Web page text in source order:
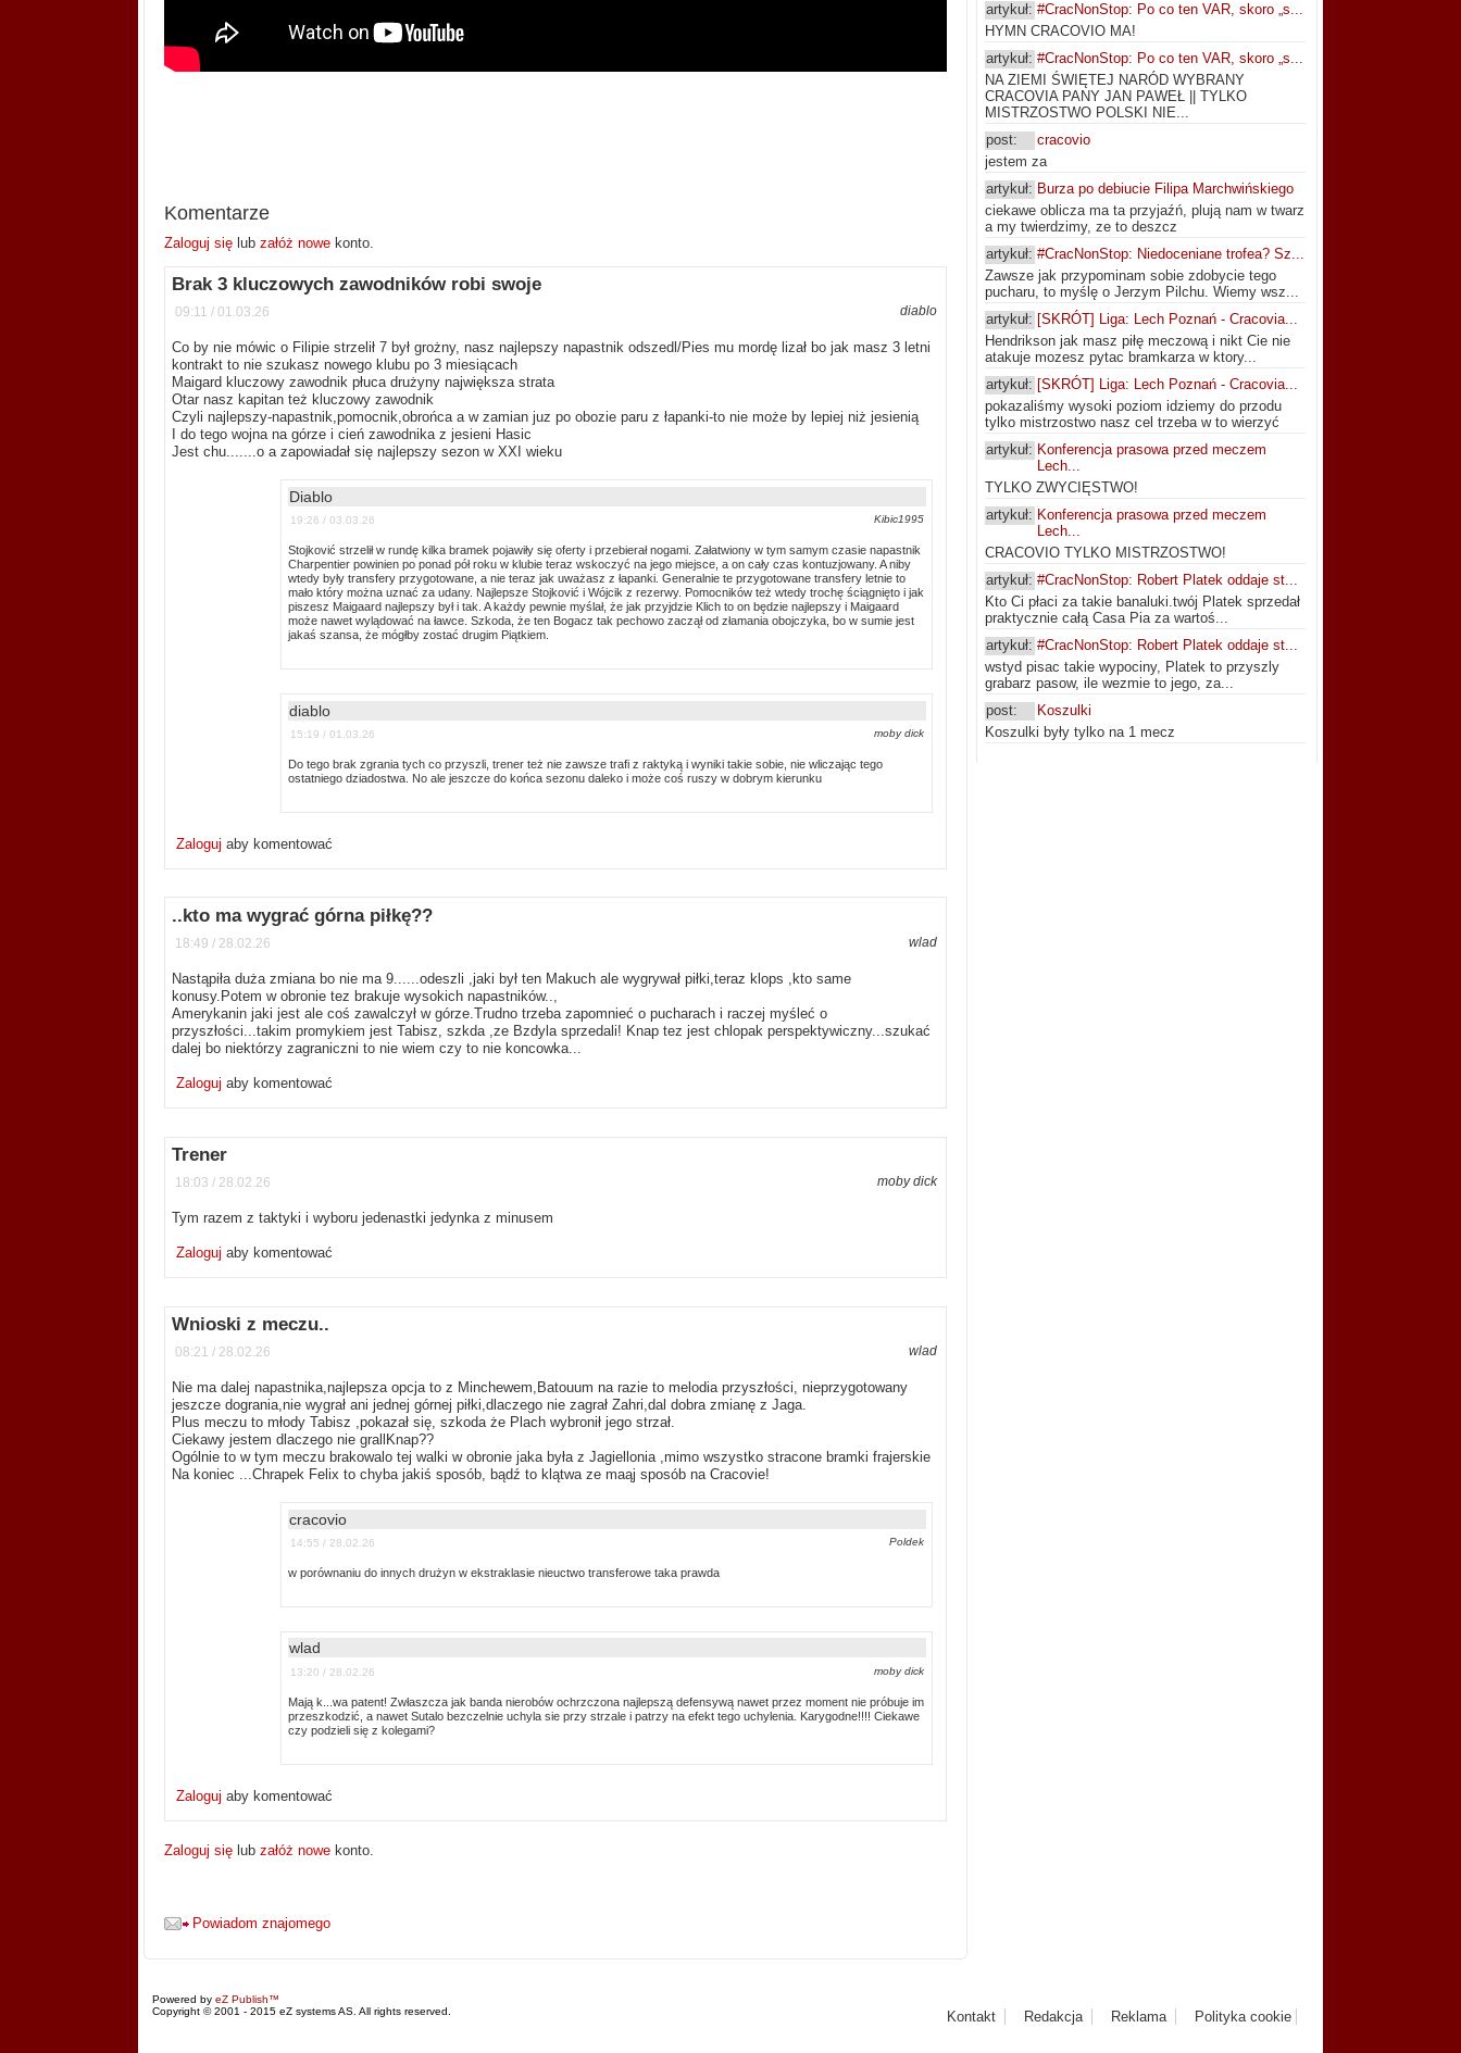
Komentarze
Zaloguj się lub załóż nowe konto.
Brak 3 kluczowych zawodników robi swoje
diablo
09:11 / 01.03.26
Co by nie mówic o Filipie strzelił 7 był grożny, nasz najlepszy napastnik odszedl/Pies mu mordę lizał bo jak masz 3 letni
kontrakt to nie szukasz nowego klubu po 3 miesiącach
Maigard kluczowy zawodnik płuca drużyny największa strata
Otar nasz kapitan też kluczowy zawodnik
Czyli najlepszy-napastnik,pomocnik,obrońca a w zamian juz po obozie paru z łapanki-to nie może by lepiej niż jesienią
I do tego wojna na górze i cień zawodnika z jesieni Hasic
Jest chu.......o a zapowiadał się najlepszy sezon w XXI wieku
Diablo
Kibic1995
19:26 / 03.03.26
Stojković strzelił w rundę kilka bramek pojawiły się oferty i przebierał nogami. Załatwiony w tym samym czasie napastnik
Charpentier powinien po ponad pół roku w klubie teraz wskoczyć na jego miejsce, a on cały czas kontuzjowany. A niby
wtedy były transfery przygotowane, a nie teraz jak uważasz z łapanki. Generalnie te przygotowane transfery letnie to
mało który można uznać za udany. Najlepsze Stojković i Wójcik z rezerwy. Pomocników też wtedy trochę ściągnięto i jak
piszesz Maigaard najlepszy był i tak. A każdy pewnie myślał, że jak przyjdzie Klich to on będzie najlepszy i Maigaard
może nawet wylądować na ławce. Szkoda, że ten Bogacz tak pechowo zaczął od złamania obojczyka, bo w sumie jest
jakaś szansa, że mógłby zostać drugim Piątkiem.
diablo
moby dick
15:19 / 01.03.26
Do tego brak zgrania tych co przyszli, trener też nie zawsze trafi z raktyką i wyniki takie sobie, nie wliczając tego
ostatniego dziadostwa. No ale jeszcze do końca sezonu daleko i może coś ruszy w dobrym kierunku
Zalogujaby komentować
..kto ma wygrać górna piłkę??
wlad
18:49 / 28.02.26
Nastąpiła duża zmiana bo nie ma 9......odeszli ,jaki był ten Makuch ale wygrywał piłki,teraz klops ,kto same
konusy.Potem w obronie tez brakuje wysokich napastników..,
Amerykanin jaki jest ale coś zawalczył w górze.Trudno trzeba zapomnieć o pucharach i raczej myśleć o
przyszłości...takim promykiem jest Tabisz, szkda ,ze Bzdyla sprzedali! Knap tez jest chlopak perspektywiczny...szukać
dalej bo niektórzy zagraniczni to nie wiem czy to nie koncowka...
Zalogujaby komentować
Trener
moby dick
18:03 / 28.02.26
Tym razem z taktyki i wyboru jedenastki jedynka z minusem
Zalogujaby komentować
Wnioski z meczu..
wlad
08:21 / 28.02.26
Nie ma dalej napastnika,najlepsza opcja to z Minchewem,Batouum na razie to melodia przyszłości, nieprzygotowany
jeszcze dogrania,nie wygrał ani jednej górnej piłki,dlaczego nie zagrał Zahri,dal dobra zmianę z Jaga.
Plus meczu to młody Tabisz ,pokazał się, szkoda że Plach wybronił jego strzał.
Ciekawy jestem dlaczego nie grallKnap??
Ogólnie to w tym meczu brakowalo tej walki w obronie jaka była z Jagiellonia ,mimo wszystko stracone bramki frajerskie
Na koniec ...Chrapek Felix to chyba jakiś sposób, bądź to klątwa ze maąj sposób na Cracovie!
cracovio
Poldek
14:55 / 28.02.26
w porównaniu do innych drużyn w ekstraklasie nieuctwo transferowe taka prawda
wlad
moby dick
13:20 / 28.02.26
Mają k...wa patent! Zwłaszcza jak banda nierobów ochrzczona najlepszą defensywą nawet przez moment nie próbuje im
przeszkodzić, a nawet Sutalo bezczelnie uchyla sie przy strzale i patrzy na efekt tego uchylenia. Karygodne!!!! Ciekawe
czy podzieli się z kolegami?
Zalogujaby komentować
Zaloguj się lub załóż nowe konto.
Powiadom znajomego
artykuł: #CracNonStop: Po co ten VAR, skoro „s...
HYMN CRACOVIO MA!
artykuł: #CracNonStop: Po co ten VAR, skoro „s...
NA ZIEMI ŚWIĘTEJ NARÓD WYBRANY
CRACOVIA PANY JAN PAWEŁ || TYLKO
MISTRZOSTWO POLSKI NIE...
post:
cracovio
jestem za
artykuł: Burza po debiucie Filipa Marchwińskiego
ciekawe oblicza ma ta przyjaźń, plują nam w twarz
a my twierdzimy, ze to deszcz
artykuł: #CracNonStop: Niedoceniane trofea? Sz...
Zawsze jak przypominam sobie zdobycie tego
pucharu, to myślę o Jerzym Pilchu. Wiemy wsz...
artykuł: [SKRÓT] Liga: Lech Poznań - Cracovia...
Hendrikson jak masz piłę meczową i nikt Cie nie
atakuje mozesz pytac bramkarza w ktory...
artykuł: [SKRÓT] Liga: Lech Poznań - Cracovia...
pokazaliśmy wysoki poziom idziemy do przodu
tylko mistrzostwo nasz cel trzeba w to wierzyć
artykuł: Konferencja prasowa przed meczem
Lech...
TYLKO ZWYCIĘSTWO!
artykuł: Konferencja prasowa przed meczem
Lech...
CRACOVIO TYLKO MISTRZOSTWO!
artykuł: #CracNonStop: Robert Platek oddaje st...
Kto Ci płaci za takie banaluki.twój Platek sprzedał
praktycznie całą Casa Pia za wartoś...
artykuł: #CracNonStop: Robert Platek oddaje st...
wstyd pisac takie wypociny, Platek to przyszly
grabarz pasow, ile wezmie to jego, za...
post:
Koszulki
Koszulki były tylko na 1 mecz
Powered by eZ Publish™
Copyright © 2001 - 2015 eZ systems AS. All rights reserved.
Kontakt Redakcja Reklama Polityka cookie